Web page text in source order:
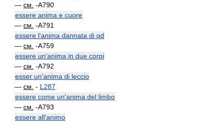
— см. -A790
essere anima e cuore
— см. -A791
essere l'anima dannata di qd
— см. -A759
essere un'anima in due corpi
— см. -A792
esser un'anima di leccio
— см. - L287
essere come un'anima del limbo
— см. -A793
essere all'animo